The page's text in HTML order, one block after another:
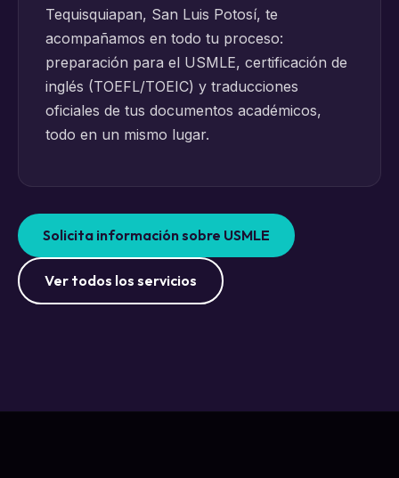
Tequisquiapan, San Luis Potosí, te
acompañamos en todo tu proceso:
preparación para el USMLE, certificación de
inglés (TOEFL/TOEIC) y traducciones
oficiales de tus documentos académicos,
todo en un mismo lugar.
Solicita información sobre USMLE
Ver todos los servicios